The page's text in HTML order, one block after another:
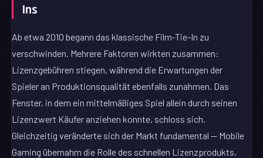
Ins
Ab etwa 2010 begann das klassische Film-Tie-In zu
verschwinden. Mehrere Faktoren wirkten zusammen:
Lizenzgebühren stiegen, während die Erwartungen der
Spieler an Produktionsqualität ebenfalls zunahmen. Das
Fenster, in dem ein mittelmäßiges Spiel allein durch seinen
Lizenzwert Käufer anziehen konnte, schloss sich.
Gleichzeitig veränderte sich der Markt fundamental — Mobile
Gaming übernahm die Rolle des schnellen Lizenzprodukts,